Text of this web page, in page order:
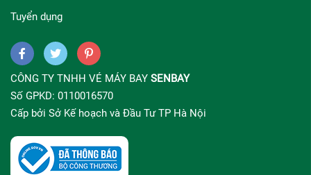
Tuyển dụng
CÔNG TY TNHH VÉ MÁY BAY SENBAY
Số GPKD: 0110016570
Cấp bởi Sở Kế hoạch và Đầu Tư TP Hà Nội